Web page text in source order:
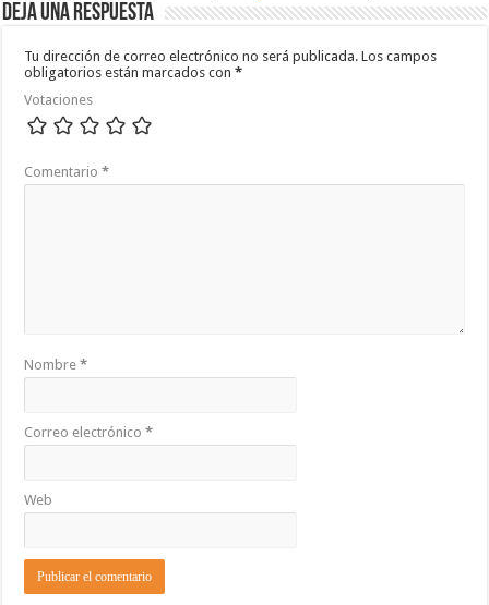
Deja una respuesta
Tu dirección de correo electrónico no será publicada. Los campos
obligatorios están marcados con*
Votaciones
Comentario*
Nombre*
Correo electrónico*
Web